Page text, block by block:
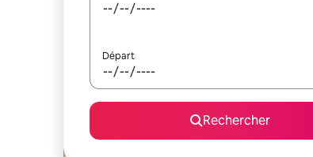
Départ
Rechercher